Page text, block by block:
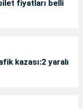
fiyatları belli
kazası:2 yaralı